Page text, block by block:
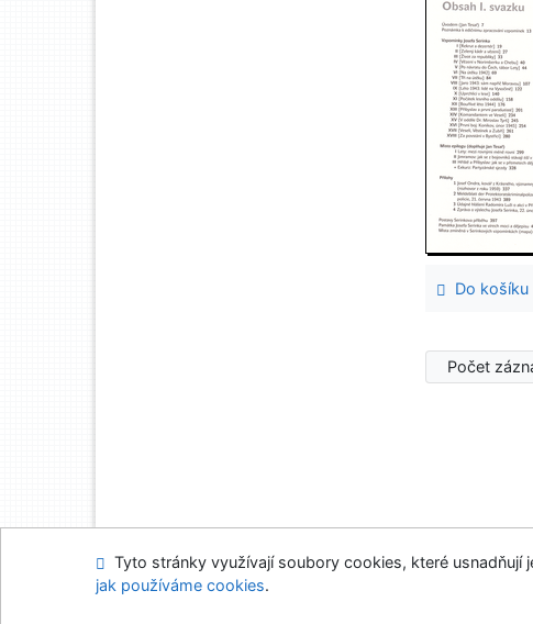
Do košíku
Počet
Mapa stránek
Tyto stránky využívají soubory cookies, které usnadňují
jak používáme cookies.